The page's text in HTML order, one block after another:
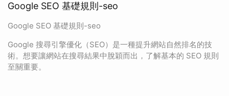
Google SEO 基礎規則-seo
Google SEO 基礎規則-seo
Google 搜尋引擎優化（SEO）是一種提升網站自然排名的技
術。想要讓網站在搜尋結果中脫穎而出，了解基本的 SEO 規則
至關重要。